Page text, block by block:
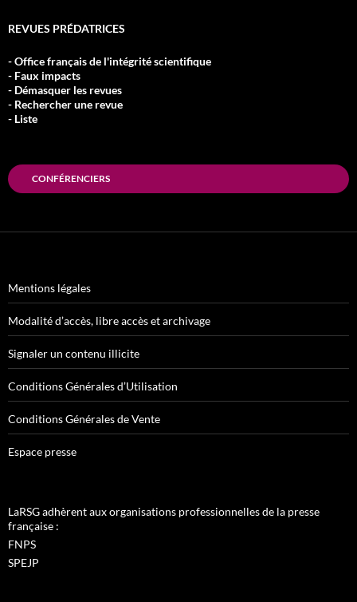
REVUES PRÉDATRICES
- Office français de l'intégrité scientifique
- Faux impacts
- Démasquer les revues
- Rechercher une revue
- Liste
CONFÉRENCIERS
Mentions légales
Modalité d’accès, libre accès et archivage
Signaler un contenu illicite
Conditions Générales d’Utilisation
Conditions Générales de Vente
Espace presse
LaRSG adhèrent aux organisations professionnelles de la presse
française :
FNPS
SPEJP